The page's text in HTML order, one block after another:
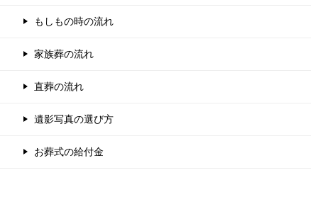
もしもの時の流れ
家族葬の流れ
直葬の流れ
遺影写真の選び方
お葬式の給付金